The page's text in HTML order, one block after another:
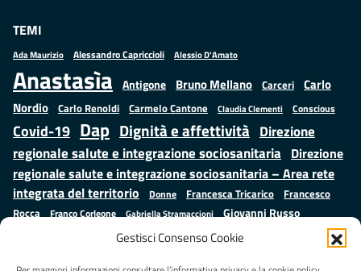
Gestisci Consenso Cookie
TEMI
Ada Maurizio Alessandro Capriccioli Alessio D'Amato
Anastasìa Antigone Bruno Mellano Carceri
Carlo
Nordio Carlo Renoldi Carmelo Cantone Claudia Clementi Conscious
Covid-19 Dap Dignità e affettività Direzione
regionale salute e integrazione sociosanitaria Direzione
regionale salute e integrazione sociosanitaria – Area rete
integrata del territorio
Donne Francesca Tricarico
Francesco
Rocca
Franco Corleone Gabriella Stramaccioni Giovanni Russo
Giuseppe Emanuele Cangemi Istruzione e cultura
Mauro